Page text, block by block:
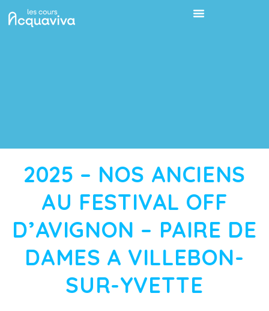
2025 – NOS ANCIENS
AU FESTIVAL OFF
D’AVIGNON – PAIRE DE
DAMES A VILLEBON-
SUR-YVETTE